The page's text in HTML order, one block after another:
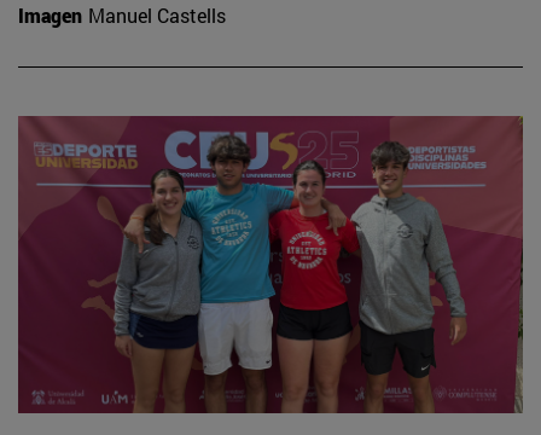
Imagen Manuel Castells